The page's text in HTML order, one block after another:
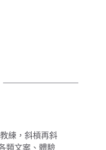
練，斜槓再斜
類文案、體驗